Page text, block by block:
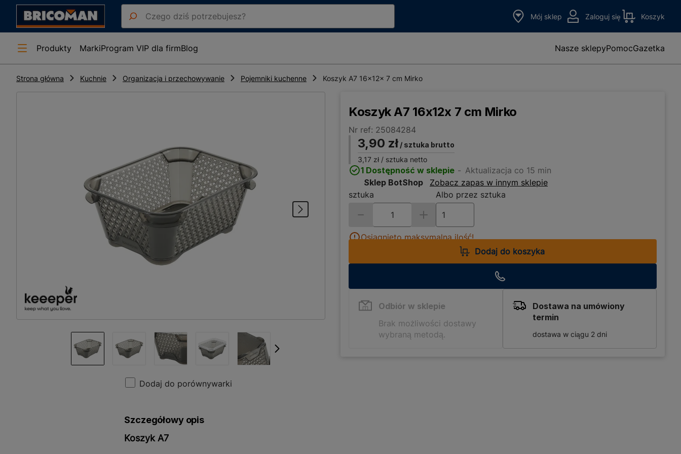
Mój sklep Zaloguj się Koszyk
Produkty MarkiProgram VIP dla firmBlog Nasze sklepyPomocGazetka
Strona główna Kuchnie Organizacja i przechowywanie Pojemniki kuchenne Koszyk A7 16x12x 7 cm Mirko
Dodaj do porównywarki
Koszyk A7 16x12x 7 cm Mirko
Nr ref: 25084284
3,90 zł / sztuka brutto
3,17 zł / sztuka netto
1 Dostępność w sklepie
Aktualizacja co 15 min
Sklep BotShop
Zobacz zapas w innym sklepie
sztuka
Albo przez sztuka
Osiągnięto maksymalną ilość!
Dodaj do koszyka
Odbiór w sklepie
Brak możliwości dostawy
wybraną metodą.
Dostawa na umówiony
termin
dostawa w ciągu 2 dni
Szczegółowy opis
Koszyk A7